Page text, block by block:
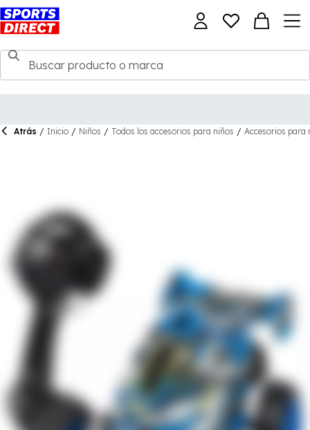
Atrás / Inicio / Niños / Todos los accesorios para niños / Accesorios para